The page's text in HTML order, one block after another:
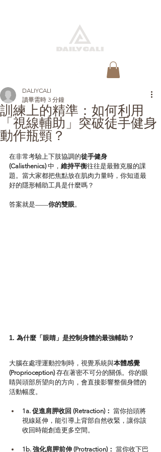
訓練上的精準：如何利用
「視線輔助」突破徒手健身
動作瓶頸？
DALIYCALI
讀畢需時 3 分鐘
在非常考驗上下肢協調的徒手健身
(Calisthenics) 中， 維持平衡往往是最難克服的課
題。當大家都把焦點放在肌肉力量時，你知道最
好的隱形輔助工具是什麼嗎？
答案就是——你的雙眼。
1. 為什麼「眼睛」是控制身體的最強輔助？
大腦在處理運動控制時，視覺系統與本體感覺
(Proprioception) 存在著密不可分的關係。你的眼
睛與頭部所望向的方向，會直接影響整個身體的
活動幅度。
1a. 促進肩胛收回 (Retraction)： 當你抬頭將
視線延伸，能引導上背部自然收緊，讓你該
收回時能創造更多空間。
1b. 強化肩胛前伸 (Protraction)： 當你收下巴